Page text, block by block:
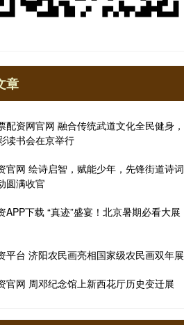
章
配资网官网 融合传统武道文化全民健身，
读书会在京举行
官网 绘诗启智，赋能少年，先锋街道诗词
圆满收官
APP下载 “真迹”盛宴！北京暑期必看大展
平台 济阳农民画亮相国家级农民画双年展
官网 周邓纪念馆上新西花厅历史变迁展